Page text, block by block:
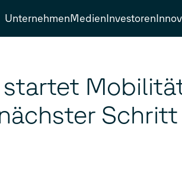
UnternehmenMedienInvestoren